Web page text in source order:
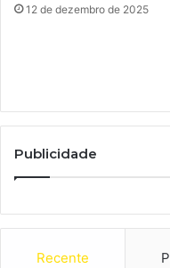
12 de dezembro de 2025
Publicidade
Recente